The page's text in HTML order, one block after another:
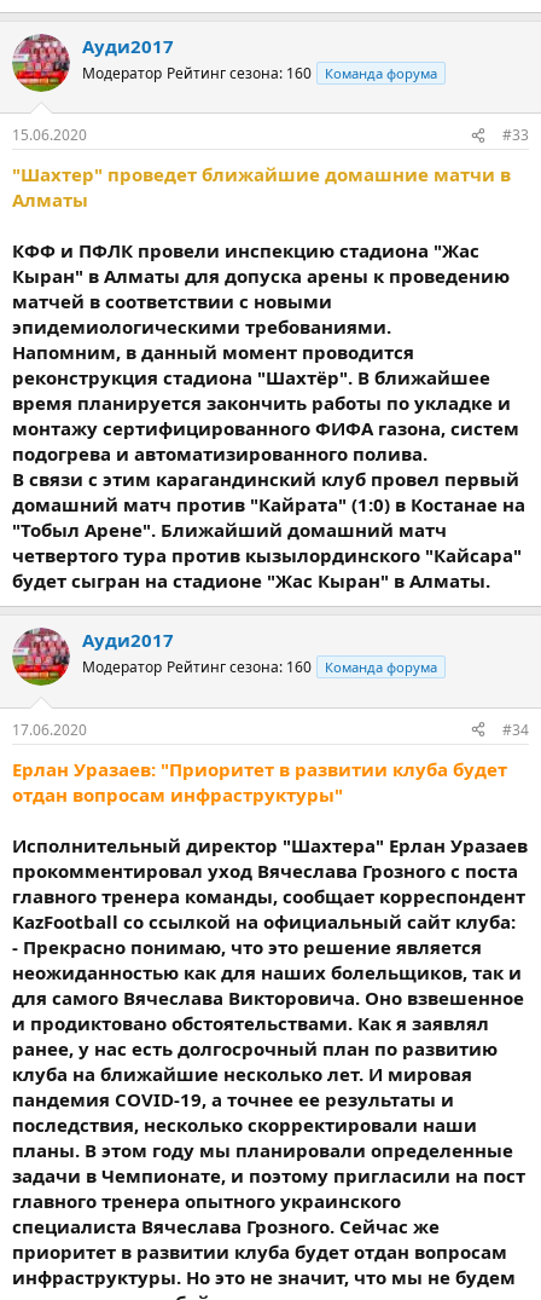
Ауди2017
Модератор Рейтинг сезона: 160 Команда форума
15.06.2020 #33
"Шахтер" проведет ближайшие домашние матчи в
Алматы
КФФ и ПФЛК провели инспекцию стадиона "Жас
Кыран" в Алматы для допуска арены к проведению
матчей в соответствии с новыми
эпидемиологическими требованиями.
Напомним, в данный момент проводится
реконструкция стадиона "Шахтёр". В ближайшее
время планируется закончить работы по укладке и
монтажу сертифицированного ФИФА газона, систем
подогрева и автоматизированного полива.
В связи с этим карагандинский клуб провел первый
домашний матч против "Кайрата" (1:0) в Костанае на
"Тобыл Арене". Ближайший домашний матч
четвертого тура против кызылординского "Кайсара"
будет сыгран на стадионе "Жас Кыран" в Алматы.
Ауди2017
Модератор Рейтинг сезона: 160 Команда форума
17.06.2020 #34
Ерлан Уразаев: "Приоритет в развитии клуба будет
отдан вопросам инфраструктуры"
Исполнительный директор "Шахтера" Ерлан Уразаев
прокомментировал уход Вячеслава Грозного с поста
главного тренера команды, сообщает корреспондент
KazFootball со ссылкой на официальный сайт клуба:
- Прекрасно понимаю, что это решение является
неожиданностью как для наших болельщиков, так и
для самого Вячеслава Викторовича. Оно взвешенное
и продиктовано обстоятельствами. Как я заявлял
ранее, у нас есть долгосрочный план по развитию
клуба на ближайшие несколько лет. И мировая
пандемия COVID-19, а точнее ее результаты и
последствия, несколько скорректировали наши
планы. В этом году мы планировали определенные
задачи в Чемпионате, и поэтому пригласили на пост
главного тренера опытного украинского
специалиста Вячеслава Грозного. Сейчас же
приоритет в развитии клуба будет отдан вопросам
инфраструктуры. Но это не значит, что мы не будем